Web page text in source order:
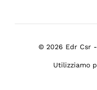
© 2026 Edr Csr -
Utilizziamo